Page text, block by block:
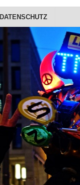
DATENSCHUTZ